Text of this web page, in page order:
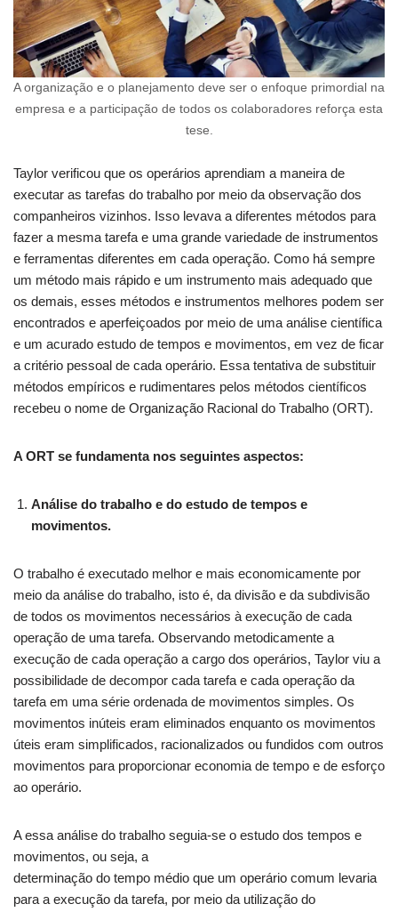
A organização e o planejamento deve ser o enfoque primordial na
empresa e a participação de todos os colaboradores reforça esta
tese.
Taylor verificou que os operários aprendiam a maneira de
executar as tarefas do trabalho por meio da observação dos
companheiros vizinhos. Isso levava a diferentes métodos para
fazer a mesma tarefa e uma grande variedade de instrumentos
e ferramentas diferentes em cada operação. Como há sempre
um método mais rápido e um instrumento mais adequado que
os demais, esses métodos e instrumentos melhores podem ser
encontrados e aperfeiçoados por meio de uma análise científica
e um acurado estudo de tempos e movimentos, em vez de ficar
a critério pessoal de cada operário. Essa tentativa de substituir
métodos empíricos e rudimentares pelos métodos científicos
recebeu o nome de Organização Racional do Trabalho (ORT).
A ORT se fundamenta nos seguintes aspectos:
Análise do trabalho e do estudo de tempos e
movimentos.
O trabalho é executado melhor e mais economicamente por
meio da análise do trabalho, isto é, da divisão e da subdivisão
de todos os movimentos necessários à execução de cada
operação de uma tarefa. Observando metodicamente a
execução de cada operação a cargo dos operários, Taylor viu a
possibilidade de decompor cada tarefa e cada operação da
tarefa em uma série ordenada de movimentos simples. Os
movimentos inúteis eram eliminados enquanto os movimentos
úteis eram simplificados, racionalizados ou fundidos com outros
movimentos para proporcionar economia de tempo e de esforço
ao operário.
A essa análise do trabalho seguia-se o estudo dos tempos e
movimentos, ou seja, a
determinação do tempo médio que um operário comum levaria
para a execução da tarefa, por meio da utilização do